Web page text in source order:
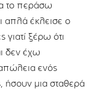
το περάσω
απλά έκλεισε ο
ξέρω ότι
δεν έχω
ενός
μια σταθερά